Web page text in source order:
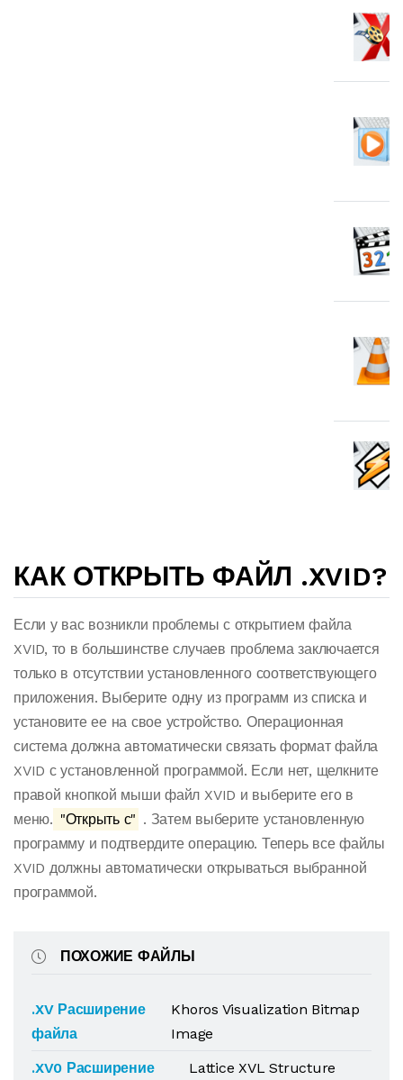
КАК ОТКРЫТЬ ФАЙЛ .XVID?
Если у вас возникли проблемы с открытием файла
XVID, то в большинстве случаев проблема заключается
только в отсутствии установленного соответствующего
приложения. Выберите одну из программ из списка и
установите ее на свое устройство. Операционная
система должна автоматически связать формат файла
XVID с установленной программой. Если нет, щелкните
правой кнопкой мыши файл XVID и выберите его в
меню. "Открыть с" . Затем выберите установленную
программу и подтвердите операцию. Теперь все файлы
XVID должны автоматически открываться выбранной
программой.
ПОХОЖИЕ ФАЙЛЫ
.XV Расширение
файла
Khoros Visualization Bitmap
Image
.XV0 Расширение
Lattice XVL Structure